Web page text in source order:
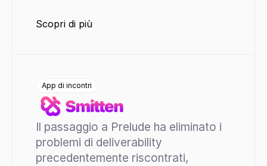
Scopri di più
App di incontri
Il passaggio a Prelude ha eliminato i
problemi di deliverability
precedentemente riscontrati,